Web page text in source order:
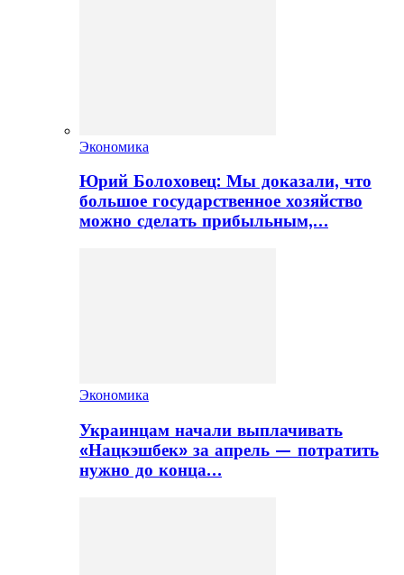
Экономика
Юрий Болоховец: Мы доказали, что
большое государственное хозяйство
можно сделать прибыльным,…
Экономика
Украинцам начали выплачивать
«Нацкэшбек» за апрель — потратить
нужно до конца…